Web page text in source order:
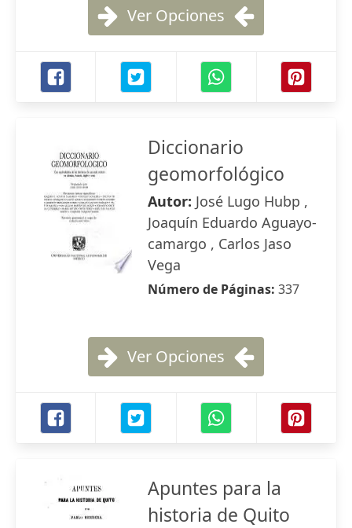
Ver Opciones
Diccionario
geomorfológico
Autor: José Lugo Hubp ,
Joaquín Eduardo Aguayo-
camargo , Carlos Jaso
Vega
Número de Páginas: 337
Ver Opciones
Apuntes para la
historia de Quito